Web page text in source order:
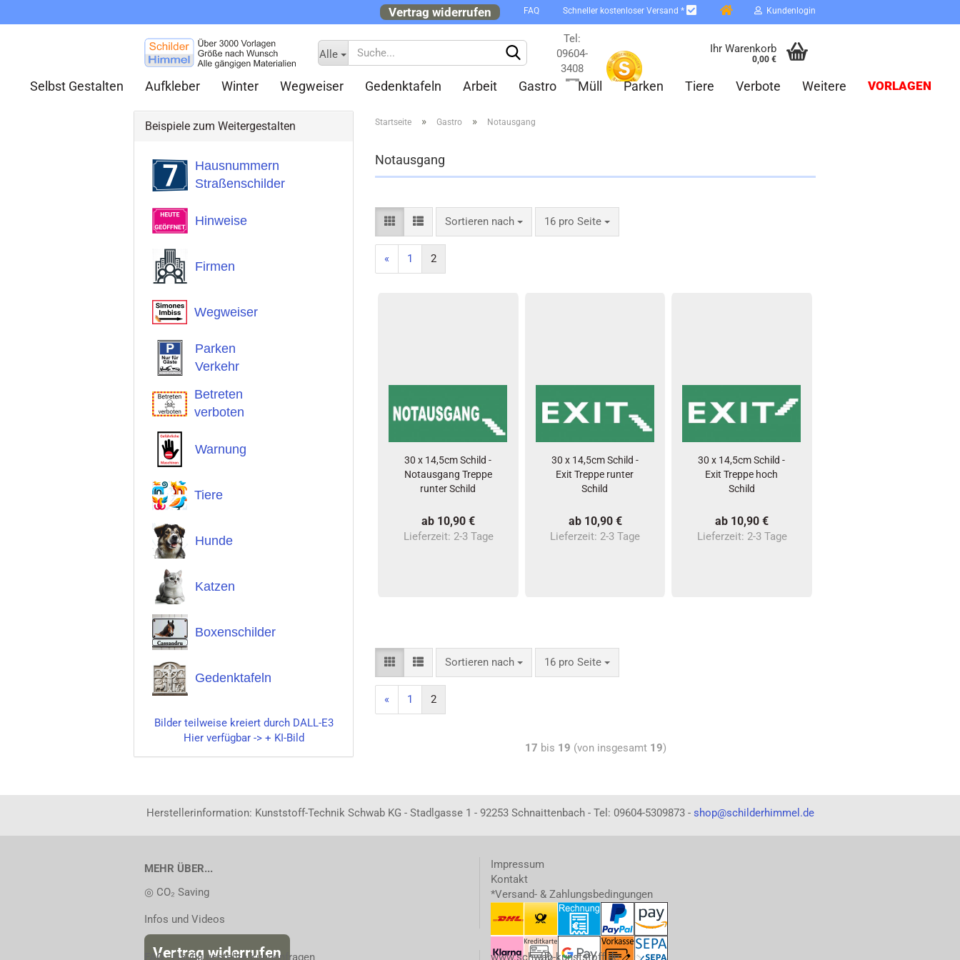
Vertrag widerrufen FAQ Schneller kostenloser Versand * Kundenlogin
Konto erstellen
Alle
Tel:
09604-
3408
Ihr Warenkorb
0,00 €
Selbst Gestalten Aufkleber Winter Wegweiser Gedenktafeln Arbeit Gastro Müll Parken Tiere Verbote VORLAGEN
Weitere
Startseite » Gastro » Notausgang
Notausgang
Sortieren nach 16 pro Seite
« 1 2
30 x 14,5cm Schild -
Notausgang Treppe
runter Schild
ab 10,90 €
Lieferzeit: 2-3 Tage
30 x 14,5cm Schild -
Exit Treppe runter
Schild
ab 10,90 €
Lieferzeit: 2-3 Tage
30 x 14,5cm Schild -
Exit Treppe hoch
Schild
ab 10,90 €
Lieferzeit: 2-3 Tage
Sortieren nach 16 pro Seite
« 1 2
17 bis 19 (von insgesamt 19)
Beispiele zum Weitergestalten
Hausnummern
Straßenschilder
Hinweise
Firmen
Wegweiser
Parken
Verkehr
Betreten
verboten
Warnung
Tiere
Hunde
Katzen
Boxenschilder
Gedenktafeln
Bilder teilweise kreiert durch DALL-E3
Hier verfügbar -> + KI-Bild
Herstellerinformation: Kunststoff-Technik Schwab KG - Stadlgasse 1 - 92253 Schnaittenbach - Tel: 09604-5309873 - shop@schilderhimmel.de
MEHR ÜBER...
◎ CO₂ Saving
Infos und Videos
Vertrag widerrufen
Impressum
Kontakt
*Versand- & Zahlungsbedingungen
FAQ- Häufig gestellte Kundenfragen www.schwab-kunststoff.de